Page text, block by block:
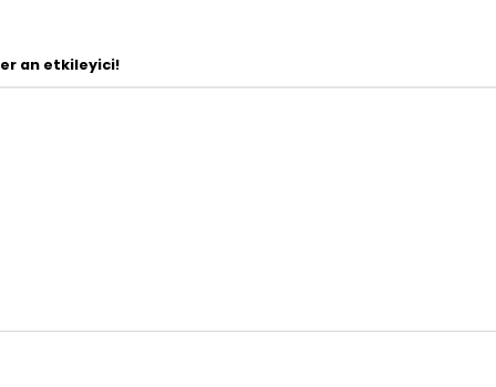
an etkileyici!